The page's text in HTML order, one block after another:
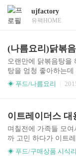
ujfactory
유팩HOME
오랜만에 닭볶음탕을
탕을 엄청 좋아하는
먹네요. 닭이 그리 크
기보다는 야채랑 감
랑이 고기를 제가 야
요.ㅋㅋ 떡대신 당면
는 과정을 동영상으로
◈ 푸드/나름요리
며칠전에 가족들 모
까 고민 하다가 이트
맛있는 요리들이 많아
◈ 푸드/구매상품 시식